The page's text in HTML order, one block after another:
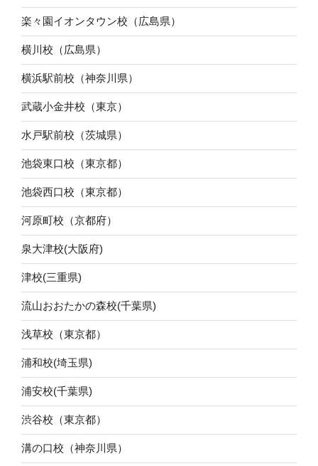
楽々園イオンタウン校（広島県）
横川校（広島県）
横浜駅前校（神奈川県）
武蔵小金井校（東京）
水戸駅前校（茨城県）
池袋東口校（東京都）
池袋西口校（東京都）
河原町校（京都府）
泉大津校(大阪府)
津校(三重県)
流山おおたかの森校(千葉県)
浅草校（東京都）
浦和校(埼玉県)
浦安校(千葉県)
渋谷校（東京都）
溝の口校（神奈川県）